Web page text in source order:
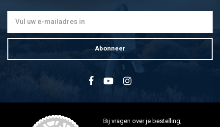
Abonneer
Bij vragen over je bestelling,